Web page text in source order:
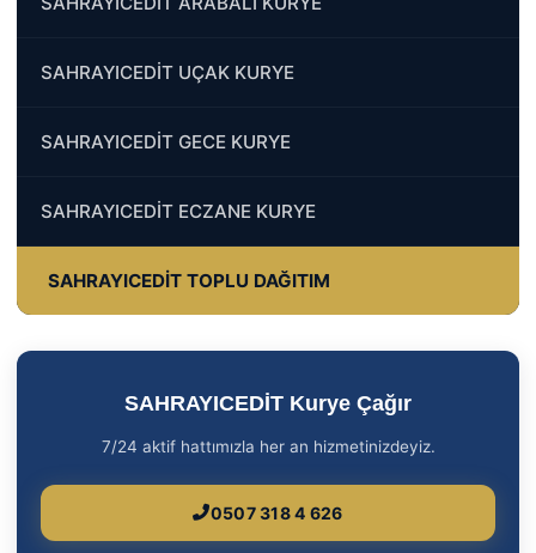
SAHRAYICEDİT UÇAK KURYE
SAHRAYICEDİT GECE KURYE
SAHRAYICEDİT ECZANE KURYE
SAHRAYICEDİT TOPLU DAĞITIM
SAHRAYICEDİT Kurye Çağır
7/24 aktif hattımızla her an hizmetinizdeyiz.
0507 318 4 626